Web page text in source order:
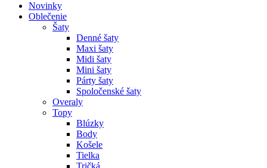
Novinky
Oblečenie
Šaty
Denné šaty
Maxi šaty
Midi šaty
Mini šaty
Párty šaty
Spoločenské šaty
Overaly
Topy
Blúzky
Body
Košele
Tielka
Tričká